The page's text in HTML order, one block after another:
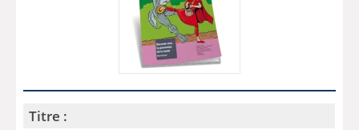
Titre :